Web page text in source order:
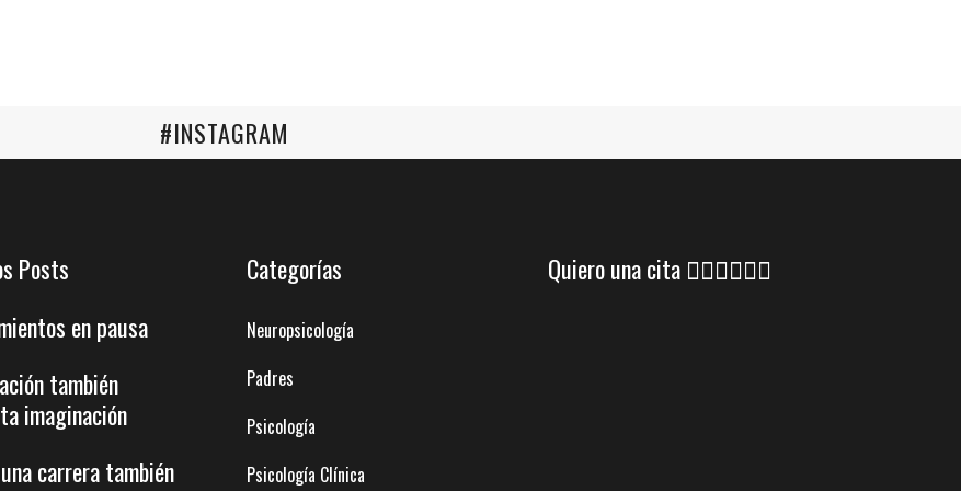
#INSTAGRAM
Posts
en pausa
también
imaginación
carrera también
Categorías
Neuropsicología
Padres
Psicología
Psicología Clínica
Quiero una cita 👇🏼👇🏼👇🏼